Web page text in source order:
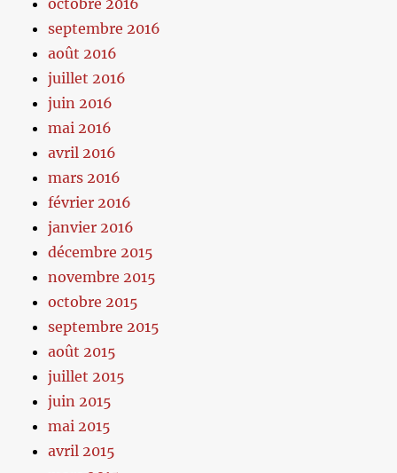
octobre 2016
septembre 2016
août 2016
juillet 2016
juin 2016
mai 2016
avril 2016
mars 2016
février 2016
janvier 2016
décembre 2015
novembre 2015
octobre 2015
septembre 2015
août 2015
juillet 2015
juin 2015
mai 2015
avril 2015